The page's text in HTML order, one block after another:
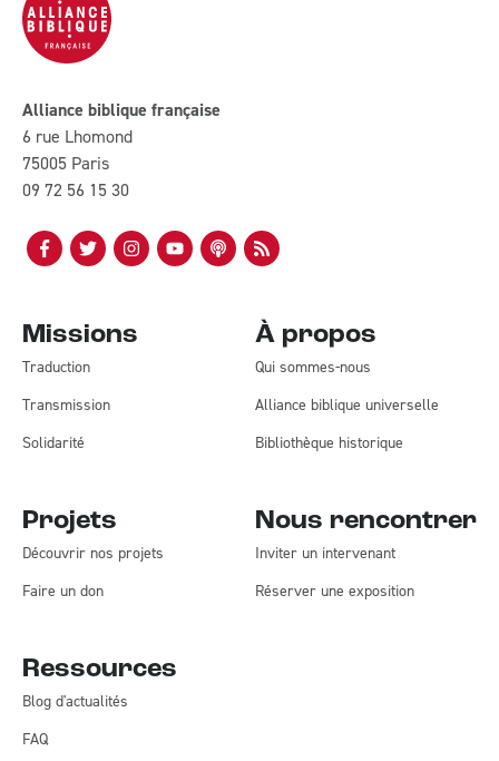
Alliance biblique française
6 rue Lhomond
75005 Paris
09 72 56 15 30
Missions
Traduction
Transmission
Solidarité
Projets
Découvrir nos projets
Faire un don
À propos
Qui sommes-nous
Alliance biblique universelle
Bibliothèque historique
Nous rencontrer
Inviter un intervenant
Réserver une exposition
Ressources
Blog d'actualités
FAQ